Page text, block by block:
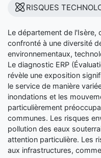
RISQUES
Le département de
confronté à une diversité
environnementaux,
Le diagnostic ERP
révèle une exposition
le service de manière
inondations et les
particulièrement
communes. Les risques
pollution des eaux
attention particulière. Les
aux infrastructures,